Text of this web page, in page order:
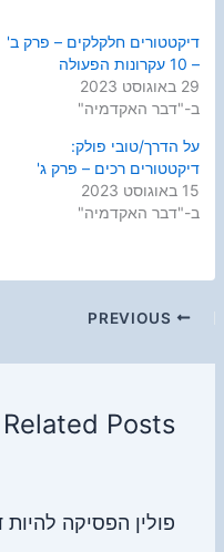
דיקטטורים חלקלקים – פרק ב'
– 10 עקרונות הפעולה
29 באוגוסט 2023
ב-"דבר האקדמיה"
על הדרך/טובי פולק:
דיקטטורים רכים – פרק ג'
15 באוגוסט 2023
ב-"דבר האקדמיה"
Related Posts
פולין הפסיקה